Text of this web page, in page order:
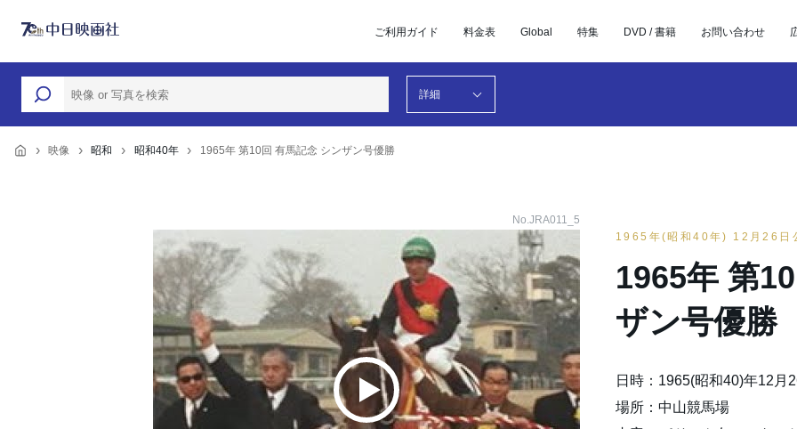
ご利用ガイド 料金表 Global 特集 DVD / 書籍 お問い合わせ
詳細
映像 昭和 昭和40年 1965年 第10回 有馬記念 シンザン号優勝
No.JRA011_5
1965年(昭和40年) 12月26日
1965年 第
ザン号優勝
日時：1965(昭和40)年12月
場所：中山競馬場